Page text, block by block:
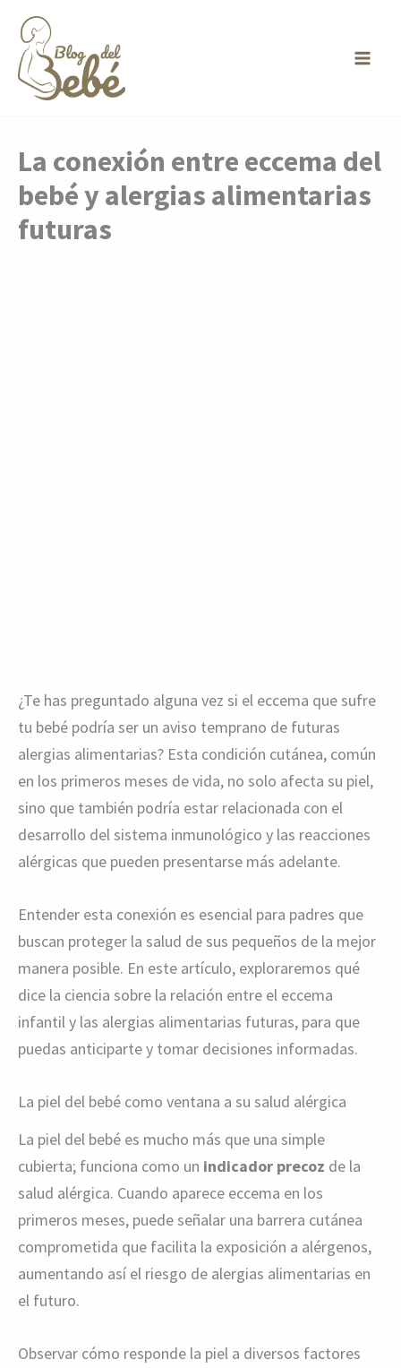
contenido
La conexión entre eccema del
bebé y alergias alimentarias
futuras
¿Te has preguntado alguna vez si el eccema que sufre
tu bebé podría ser un aviso temprano de futuras
alergias alimentarias? Esta condición cutánea, común
en los primeros meses de vida, no solo afecta su piel,
sino que también podría estar relacionada con el
desarrollo del sistema inmunológico y las reacciones
alérgicas que pueden presentarse más adelante.
Entender esta conexión es esencial para padres que
buscan proteger la salud de sus pequeños de la mejor
manera posible. En este artículo, exploraremos qué
dice la ciencia sobre la relación entre el eccema
infantil y las alergias alimentarias futuras, para que
puedas anticiparte y tomar decisiones informadas.
La piel del bebé como ventana a su salud alérgica
La piel del bebé es mucho más que una simple
cubierta; funciona como un indicador precoz de la
salud alérgica. Cuando aparece eccema en los
primeros meses, puede señalar una barrera cutánea
comprometida que facilita la exposición a alérgenos,
aumentando así el riesgo de alergias alimentarias en
el futuro.
Observar cómo responde la piel a diversos factores